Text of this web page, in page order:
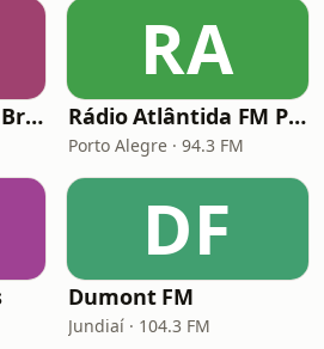
Rádio Mix FM - No Break
RA
Rádio Atlântida FM Porto Alegre
Porto Alegre · 94.3 FM
DF
Dumont FM
Jundiaí · 104.3 FM